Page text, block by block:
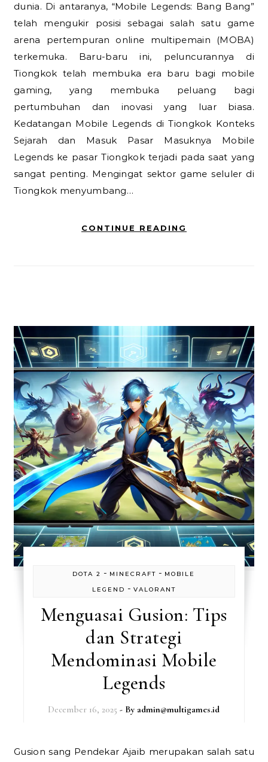
dunia. Di antaranya, “Mobile Legends: Bang Bang”
telah mengukir posisi sebagai salah satu game
arena pertempuran online multipemain (MOBA)
terkemuka. Baru-baru ini, peluncurannya di
Tiongkok telah membuka era baru bagi mobile
gaming, yang membuka peluang bagi
pertumbuhan dan inovasi yang luar biasa.
Kedatangan Mobile Legends di Tiongkok Konteks
Sejarah dan Masuk Pasar Masuknya Mobile
Legends ke pasar Tiongkok terjadi pada saat yang
sangat penting. Mengingat sektor game seluler di
Tiongkok menyumbang…
CONTINUE READING
DOTA 2 - MINECRAFT - MOBILE
LEGEND - VALORANT
Menguasai Gusion: Tips
dan Strategi
Mendominasi Mobile
Legends
December 16, 2025 - By admin@multigames.id
Gusion sang Pendekar Ajaib merupakan salah satu